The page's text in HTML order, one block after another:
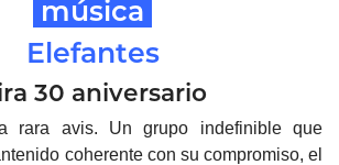
música
Elefantes
30 aniversario
rara avis. Un grupo indefinible que
coherente con su compromiso, el